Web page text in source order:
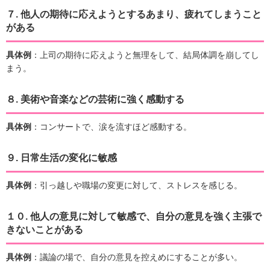
７. 他人の期待に応えようとするあまり、疲れてしまうこと
がある
具体例 ：上司の期待に応えようと無理をして、結局体調を崩してし
まう。
８. 美術や音楽などの芸術に強く感動する
具体例 ：コンサートで、涙を流すほど感動する。
９. 日常生活の変化に敏感
具体例 ：引っ越しや職場の変更に対して、ストレスを感じる。
１０. 他人の意見に対して敏感で、自分の意見を強く主張で
きないことがある
具体例 ：議論の場で、自分の意見を控えめにすることが多い。